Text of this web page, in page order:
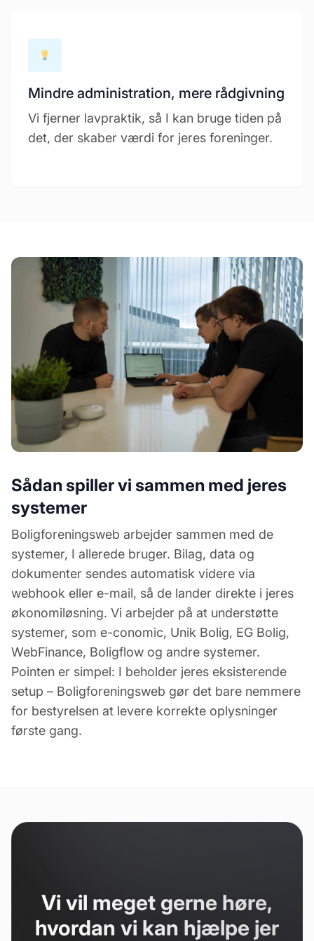
Mindre administration, mere rådgivning
Vi fjerner lavpraktik, så I kan bruge tiden på
det, der skaber værdi for jeres foreninger.
Sådan spiller vi sammen med jeres
systemer
Boligforeningsweb arbejder sammen med de
systemer, I allerede bruger. Bilag, data og
dokumenter sendes automatisk videre via
webhook eller e-mail, så de lander direkte i jeres
økonomiløsning. Vi arbejder på at understøtte
systemer, som e-conomic, Unik Bolig, EG Bolig,
WebFinance, Boligflow og andre systemer.
Pointen er simpel: I beholder jeres eksisterende
setup – Boligforeningsweb gør det bare nemmere
for bestyrelsen at levere korrekte oplysninger
første gang.
Vi vil meget gerne høre,
hvordan vi kan hjælpe jer